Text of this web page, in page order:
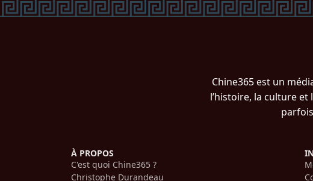
Chine365 est un
l’histoire, la culture
À PROPOS
C'est quoi Chine365 ?
Christophe Durandeau